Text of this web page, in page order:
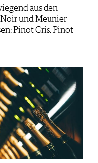
aus den
Noir und Meunier
Pinot Gris, Pinot